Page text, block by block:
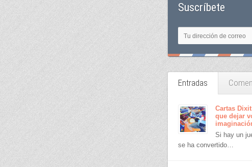
Suscríbete
Entradas
Cartas
que dejar
Si hay un
se ha convertido…